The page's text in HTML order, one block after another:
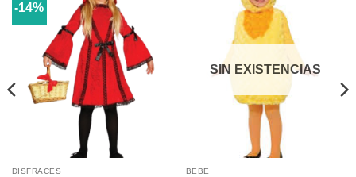
-14%
lista de
deseos
DISFRACES
SIN EXISTENCIAS
BEBE